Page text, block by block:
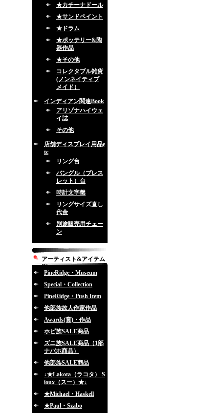
★カチーナドール
★サンドペイント
★ドラム
★ポッテリー&陶
器作品
★その他
コレクタブル雑貨
(ノンネイティブ
メイド）
インディアン関連Book
アリゾナハイウェ
イ誌
その他
店舗ディスプレイ用品e
tc
リング台
バングル（ブレス
レット）台
時計文字盤
リングサイズ直し
代金
別途販売用チェー
ン
アーティスト&アイテム
別
PineRidge・Museum
Special・Collection
PineRidge・Push Item
他部族故人作家作品
Awards(賞)・作品
ホピ族SALE商品
ズニ族SALE商品（1部
ナバホ商品）
他部族SALE商品
↓★Lakota（ラコタ） S
ioux（スー）★↓
★Michael・Haskell
★Paul・Szabo